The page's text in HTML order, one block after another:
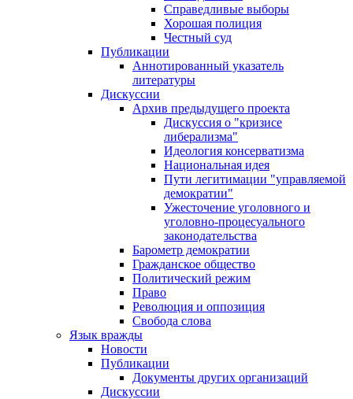
Справедливые выборы
Хорошая полиция
Честный суд
Публикации
Аннотированный указатель
литературы
Дискуссии
Архив предыдущего проекта
Дискуссия о "кризисе
либерализма"
Идеология консерватизма
Национальная идея
Пути легитимации "управляемой
демократии"
Ужесточение уголовного и
уголовно-процесуального
законодательства
Барометр демократии
Гражданское общество
Политический режим
Право
Революция и оппозиция
Свобода слова
Язык вражды
Новости
Публикации
Документы других организаций
Дискуссии